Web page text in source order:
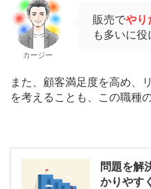
カージー
販売でやり
も多いに役
また、顧客満足度を高め、
を考えることも、この職種
問題を解
かりやす